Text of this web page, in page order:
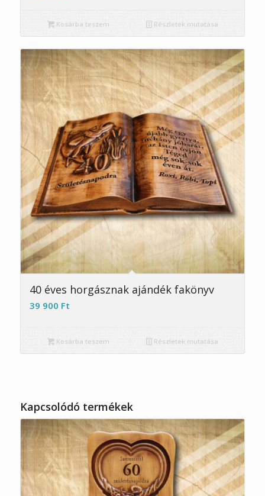
Kosárba teszem Részletek mutatása
5.00
40 éves horgásznak ajándék fakönyv
39 900 Ft
Kosárba teszem Részletek mutatása
Kapcsolódó termékek